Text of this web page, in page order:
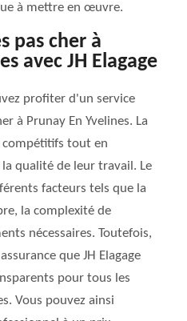
à mettre en œuvre.
pas cher à
avec JH Elagage
profiter d'un service
à Prunay En Yvelines. La
compétitifs tout en
qualité de leur travail. Le
facteurs tels que la
la complexité de
nécessaires. Toutefois,
que JH Elagage
pour tous les
Vous pouvez ainsi